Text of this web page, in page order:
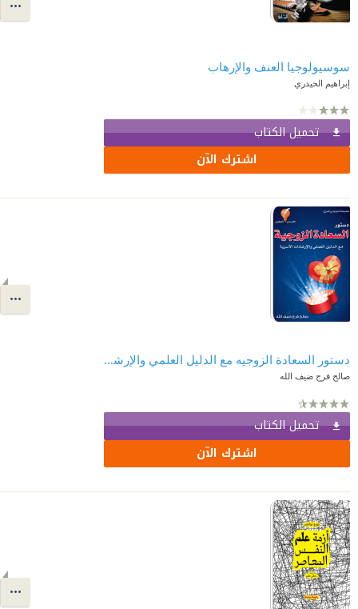
سوسيولوجيا العنف والإرهاب
إبراهيم الحيدري
تحميل الكتاب
اشترك الآن
دستور السعادة الزوجيه مع الدليل العلمي والإرشادات الأسرية
صالح فرج ضيف الله
تحميل الكتاب
اشترك الآن